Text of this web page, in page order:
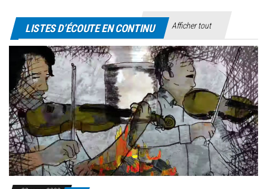
LISTES D’ÉCOUTE EN CONTINU Afficher tout